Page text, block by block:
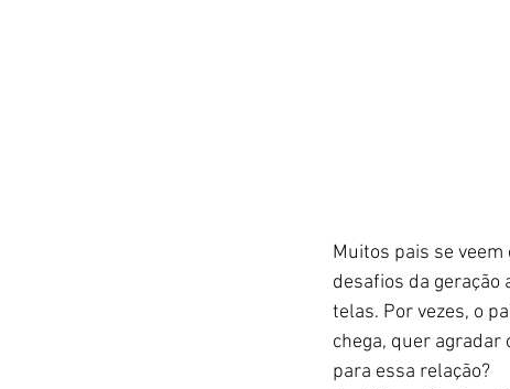
Muitos pais se
desafios da
telas. Por vezes, o
chega, quer agradar
para essa relação?